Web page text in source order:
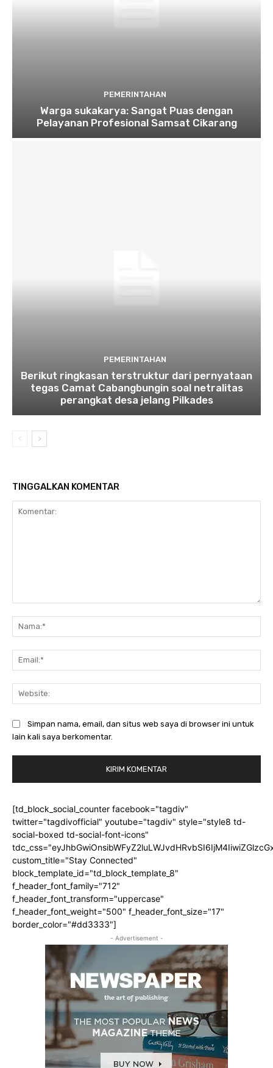
PEMERINTAHAN
Warga sukakarya: Sangat Puas dengan
Pelayanan Profesional Samsat Cikarang
PEMERINTAHAN
Berikut ringkasan terstruktur dari pernyataan
tegas Camat Cabangbungin soal netralitas
perangkat desa jelang Pilkades
TINGGALKAN KOMENTAR
Simpan nama, email, dan situs web saya di browser ini untuk
lain kali saya berkomentar.
[td_block_social_counter facebook="tagdiv"
twitter="tagdivofficial" youtube="tagdiv" style="style8 td-
social-boxed td-social-font-icons"
custom_title="Stay Connected"
block_template_id="td_block_template_8"
f_header_font_family="712"
f_header_font_transform="uppercase"
f_header_font_weight="500" f_header_font_size="17"
border_color="#dd3333"]
- Advertisement -